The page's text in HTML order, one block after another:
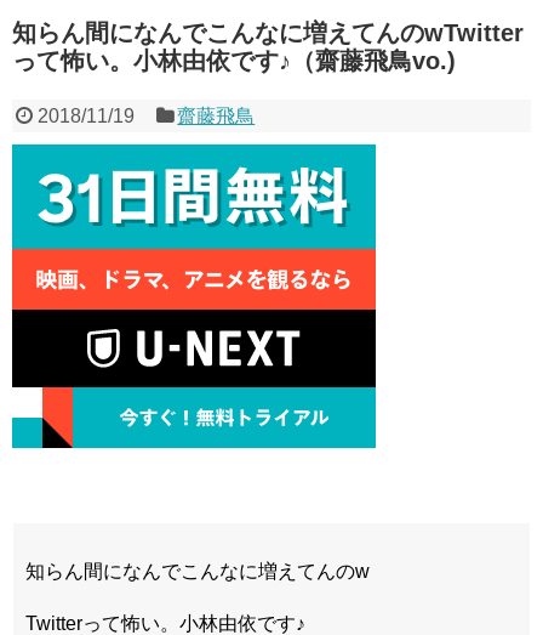
ら9人参加【6/14(火)】
【にじさんじ】おチグ「日本語っ
て平仮名、カタカナ、漢字の三種類を
なあ
今日から藤井流星さんの声似やら
しい時間を一緒につくりたいです！お
願いします
伊野尾慧が結婚だって？あっ有岡
ゃめちゃ遅い報道ですね〜w←
混合、ミルクでも痩せた人！
私は今不幸です。 なんでか知ってま
すよね。私が不幸なこと。 ○（弟）に
【悲報】ヒロアカ腐女子、人気投
ヒロアカの麗日お茶子ちゃんって
鈴木奈穂子アナ 袖口からインナ
ーチラ見え！！【GIF動画あり】
NEW!
正しい洗い方がこちらｗｗｗｗ
中居正広「今からでも遅くないか
らケアしたほうがいいって言われた」
12中にも台湾密会で「侍ジャパンか
ら追放」危機… 妻は『元乃木坂
46』の衛藤美彩
大学に行っています！学費っていう概
本の常識は世界の常識じやない！」
営業はある。』武井壮『芸能界に枕営
知らん間になんでこんなに増えてんのwTwitter
って怖い。小林由依です♪（齋藤飛鳥vo.)
2018/11/19 齋藤飛鳥
知らん間になんでこんなに増えてんのw
Twitterって怖い。小林由依です♪